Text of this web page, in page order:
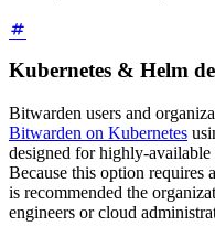
Kubernetes & Helm
Bitwarden users and
Bitwarden on Kubernetes
designed for highly-
Because this option requires
is recommended the
engineers or cloud